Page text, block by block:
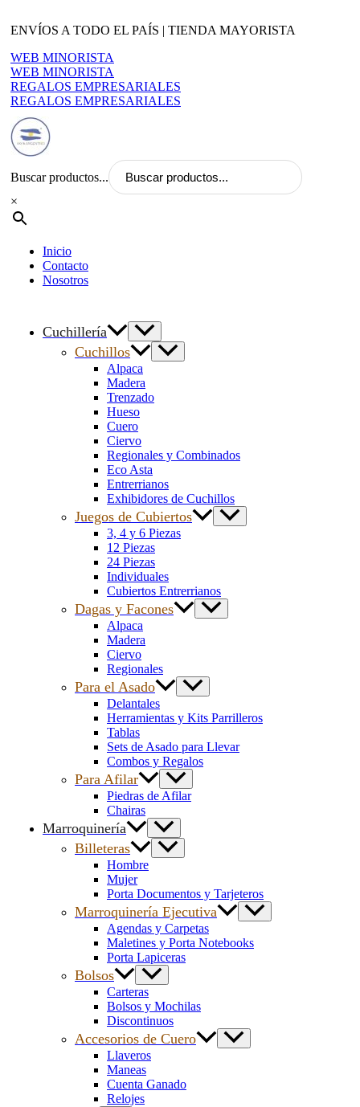
al
ENVÍOS A TODO EL PAÍS | TIENDA MAYORISTA
WEB MINORISTA
WEB MINORISTA
REGALOS EMPRESARIALES
REGALOS EMPRESARIALES
Buscar productos...
×
Inicio
Contacto
Nosotros
Cuchillería
Cuchillos
Alpaca
Madera
Trenzado
Hueso
Cuero
Ciervo
Regionales y Combinados
Eco Asta
Entrerrianos
Exhibidores de Cuchillos
Juegos de Cubiertos
3, 4 y 6 Piezas
12 Piezas
24 Piezas
Individuales
Cubiertos Entrerrianos
Dagas y Facones
Alpaca
Madera
Ciervo
Regionales
Para el Asado
Delantales
Herramientas y Kits Parrilleros
Tablas
Sets de Asado para Llevar
Combos y Regalos
Para Afilar
Piedras de Afilar
Chairas
Marroquinería
Billeteras
Hombre
Mujer
Porta Documentos y Tarjeteros
Marroquinería Ejecutiva
Agendas y Carpetas
Maletines y Porta Notebooks
Porta Lapiceras
Bolsos
Carteras
Bolsos y Mochilas
Discontinuos
Accesorios de Cuero
Llaveros
Maneas
Cuenta Ganado
Relojes